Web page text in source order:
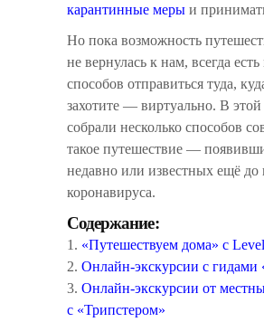
карантинные меры и
Но пока возможность
не вернулась к нам, всегда
способов отправиться туда,
захотите — виртуально. В
собрали несколько способов
такое путешествие —
недавно или известных ещё до
коронавируса.
Содержание:
1. «Путешествуем дома» с
2. Онлайн-экскурсии с гидами
3. Онлайн-экскурсии от
с «Трипстером»